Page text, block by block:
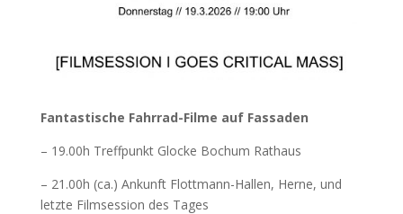
Fantastische Fahrrad-Filme auf Fassaden
– 19.00h Treffpunkt Glocke Bochum Rathaus
– 21.00h (ca.) Ankunft Flottmann-Hallen, Herne, und
letzte Filmsession des Tages